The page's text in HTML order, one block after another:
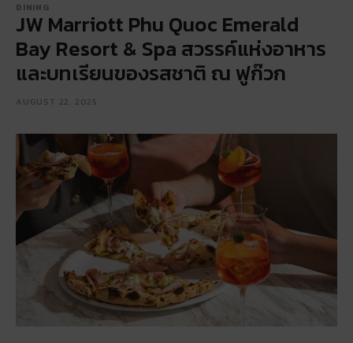
DINING
JW Marriott Phu Quoc Emerald
Bay Resort & Spa สวรรค์แห่งอาหาร
และบทเรียนของรสชาติ ณ ฟูก๊วก
AUGUST 22, 2025